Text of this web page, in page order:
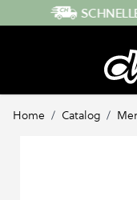
Direkt zum Inhalt
Home / Catalog /